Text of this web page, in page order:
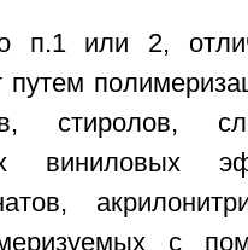
п.1 или 2,
стиролов,
виниловых
с